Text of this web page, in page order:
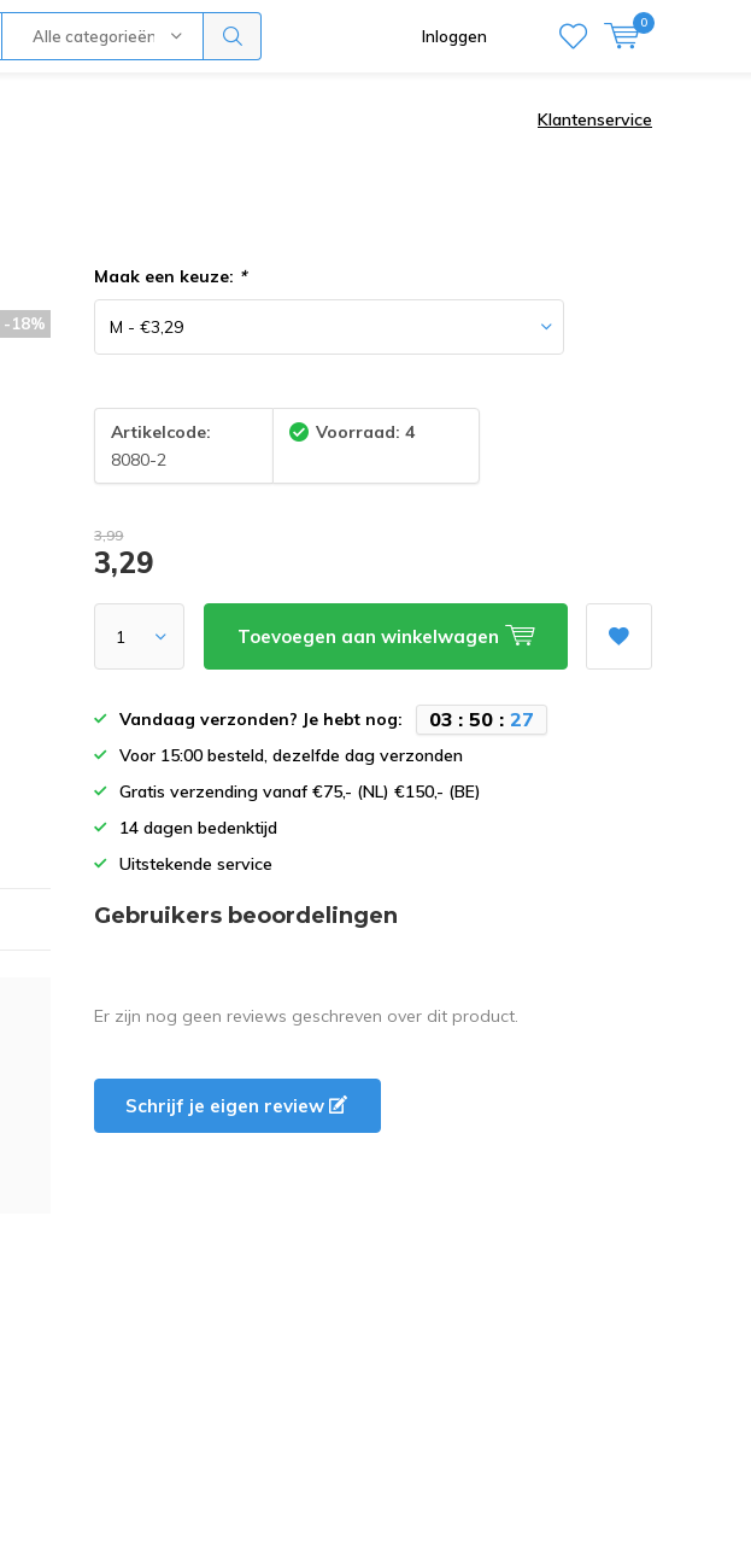
Alle categorieën Inloggen
0
Klantenservice
-18%
Maak een keuze: *
Artikelcode:
8080-2
Voorraad: 4
3,99
3,29
Toevoegen aan winkelwagen
Vandaag verzonden? Je hebt nog: 03 :50 :27
Voor 15:00 besteld, dezelfde dag verzonden
Gratis verzending vanaf €75,- (NL) €150,- (BE)
14 dagen bedenktijd
Uitstekende service
Gebruikers beoordelingen
Er zijn nog geen reviews geschreven over dit product.
Schrijf je eigen review